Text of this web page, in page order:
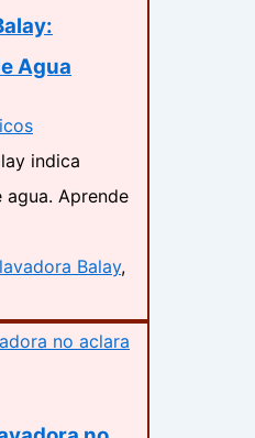
Agua
indica
Aprende
lavadora Balay,